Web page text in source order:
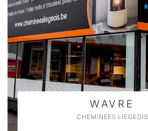
WAVRE
CHEMINÉES LIÉGEOIS